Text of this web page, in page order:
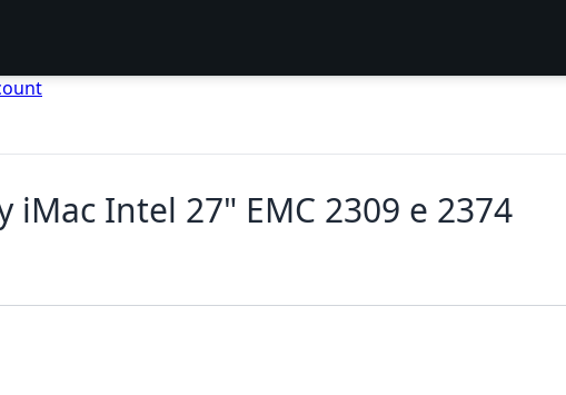
iMac Intel 27" EMC 2309 e 2374